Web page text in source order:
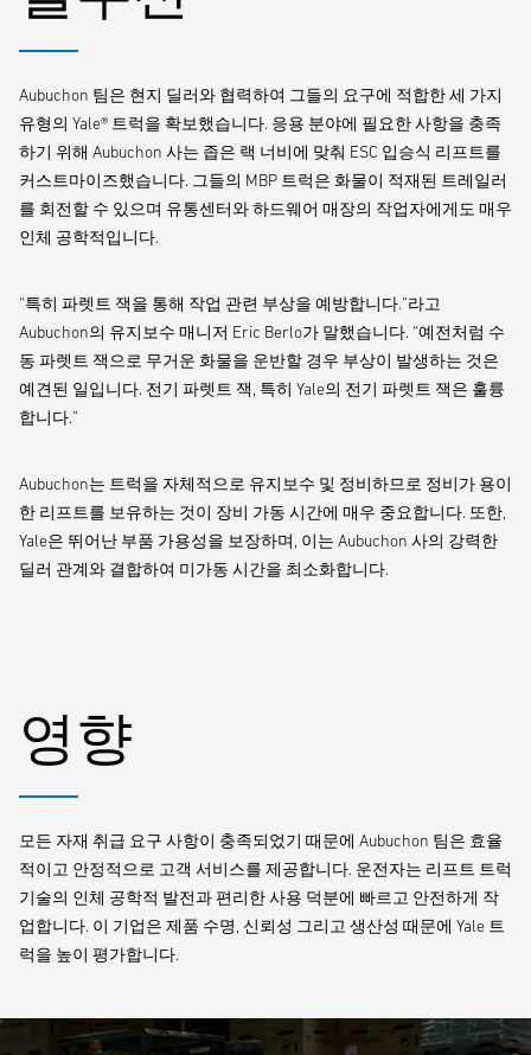
Aubuchon 팀은 현지 딜러와 협력하여 그들의 요구에 적합한 세 가지
유형의 Yale® 트럭을 확보했습니다. 응용 분야에 필요한 사항을 충족
하기 위해 Aubuchon 사는 좁은 랙 너비에 맞춰 ESC 입승식 리프트를
커스트마이즈했습니다. 그들의 MBP 트럭은 화물이 적재된 트레일러
를 회전할 수 있으며 유통센터와 하드웨어 매장의 작업자에게도 매우
인체 공학적입니다.
“특히 파렛트 잭을 통해 작업 관련 부상을 예방합니다.”라고
Aubuchon의 유지보수 매니저 Eric Berlo가 말했습니다. “예전처럼 수
동 파렛트 잭으로 무거운 화물을 운반할 경우 부상이 발생하는 것은
예견된 일입니다. 전기 파렛트 잭, 특히 Yale의 전기 파렛트 잭은 훌륭
합니다.”
Aubuchon는 트럭을 자체적으로 유지보수 및 정비하므로 정비가 용이
한 리프트를 보유하는 것이 장비 가동 시간에 매우 중요합니다. 또한,
Yale은 뛰어난 부품 가용성을 보장하며, 이는 Aubuchon 사의 강력한
딜러 관계와 결합하여 미가동 시간을 최소화합니다.
영향
모든 자재 취급 요구 사항이 충족되었기 때문에 Aubuchon 팀은 효율
적이고 안정적으로 고객 서비스를 제공합니다. 운전자는 리프트 트럭
기술의 인체 공학적 발전과 편리한 사용 덕분에 빠르고 안전하게 작
업합니다. 이 기업은 제품 수명, 신뢰성 그리고 생산성 때문에 Yale 트
럭을 높이 평가합니다.